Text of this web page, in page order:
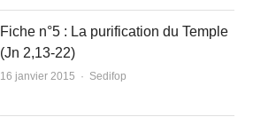
Fiche n°5 : La purification du Temple
(Jn 2,13-22)
16 janvier 2015 Author
Sedifop